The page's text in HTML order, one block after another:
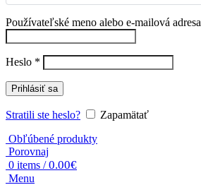
Používateľské meno alebo e-mailová adresa
Heslo * Povinné
Prihlásiť sa
Stratili ste heslo?
Zapamätať
Obľúbené produkty
Porovnaj
0 items / 0.00€
Menu